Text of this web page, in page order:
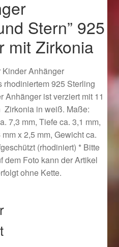
2019
2020
2021
2022
Stern” 925
mit Zirkonia
Anhänger
rhodiniertem 925 Sterling
Anhänger ist verziert mit 11
Zirkonia in weiß. Maße:
7,3 mm, Tiefe ca. 3,1 mm,
x 2,5 mm, Gewicht ca.
(rhodiniert) * Bitte
dem Foto kann der Artikel
ohne Kette.